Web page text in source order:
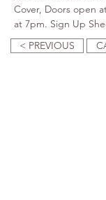
Cover, Doors open
at 7pm. Sign Up
< PREVIOUS